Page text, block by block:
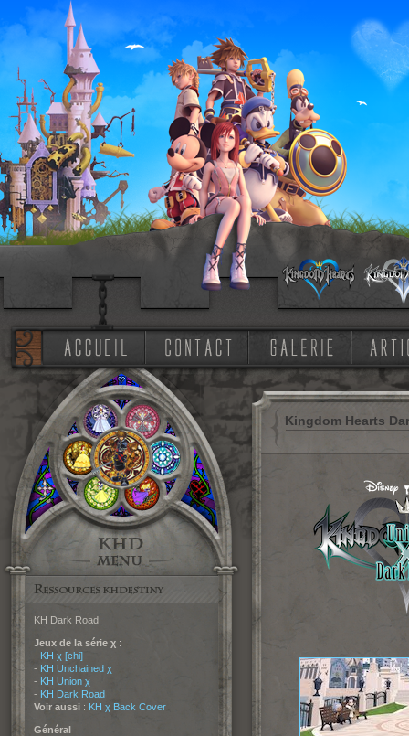
KH Dark Road
Jeux de la série χ :
- KH χ [chi]
- KH Unchained χ
- KH Union χ
- KH Dark Road
Voir aussi : KH χ Back Cover
Général
Kingdom Hearts